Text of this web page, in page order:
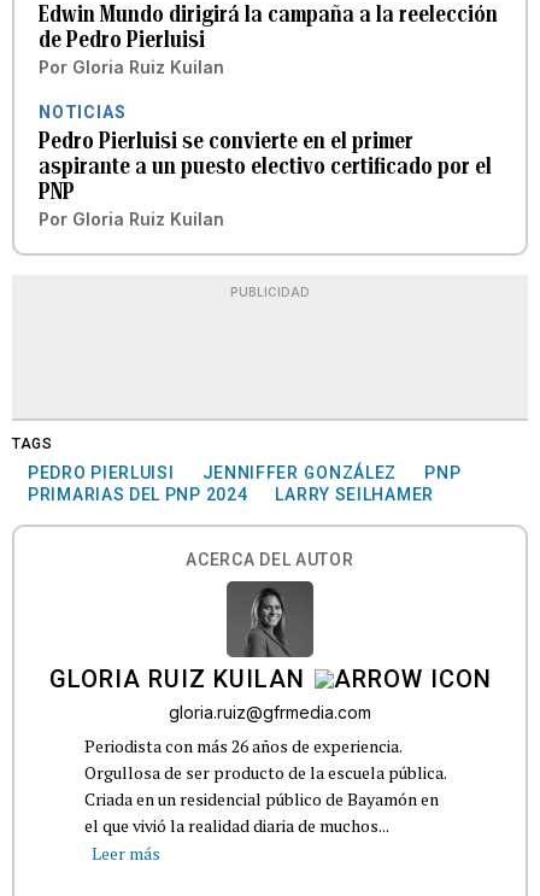
Edwin Mundo dirigirá la campaña a la reelección
de Pedro Pierluisi
Por Gloria Ruiz Kuilan
NOTICIAS
Pedro Pierluisi se convierte en el primer
aspirante a un puesto electivo certificado por el
PNP
Por Gloria Ruiz Kuilan
PUBLICIDAD
TAGS
PEDRO PIERLUISI JENNIFFER GONZÁLEZ
PNP
PRIMARIAS DEL PNP 2024
LARRY SEILHAMER
ACERCA DEL AUTOR
GLORIA RUIZ KUILAN
gloria.ruiz@gfrmedia.com
Periodista con más 26 años de experiencia.
Orgullosa de ser producto de la escuela pública.
Criada en un residencial público de Bayamón en
el que vivió la realidad diaria de muchos...
Leer más